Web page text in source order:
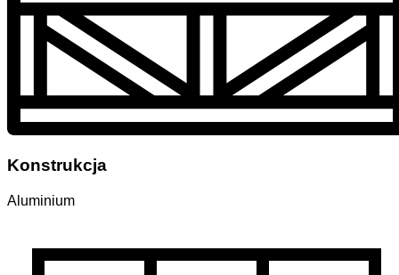
Konstrukcja
Aluminium